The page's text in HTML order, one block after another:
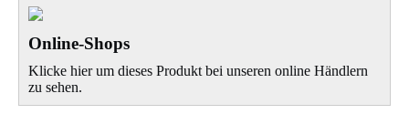
Online-Shops
Klicke hier um dieses Produkt bei unseren online Händlern
zu sehen.